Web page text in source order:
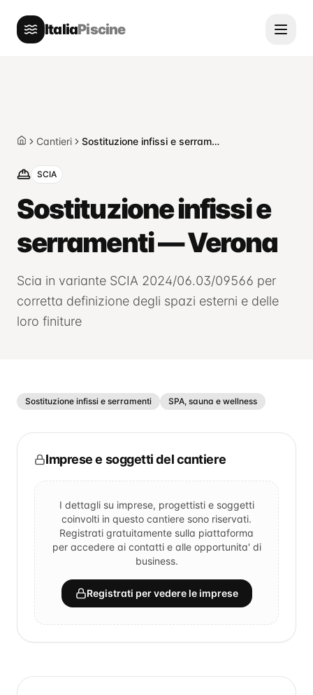
ItaliaPiscine
HomeCantieri Sostituzione infissi e serramenti — Verona
SCIA
Sostituzione infissi e
serramenti — Verona
Scia in variante SCIA 2024/06.03/09566 per
corretta definizione degli spazi esterni e delle
loro finiture
Sostituzione infissi e serramenti SPA, sauna e wellness
Imprese e soggetti del cantiere
I dettagli su imprese, progettisti e soggetti
coinvolti in questo cantiere sono riservati.
Registrati gratuitamente sulla piattaforma
per accedere ai contatti e alle opportunita' di
business.
Registrati per vedere le imprese